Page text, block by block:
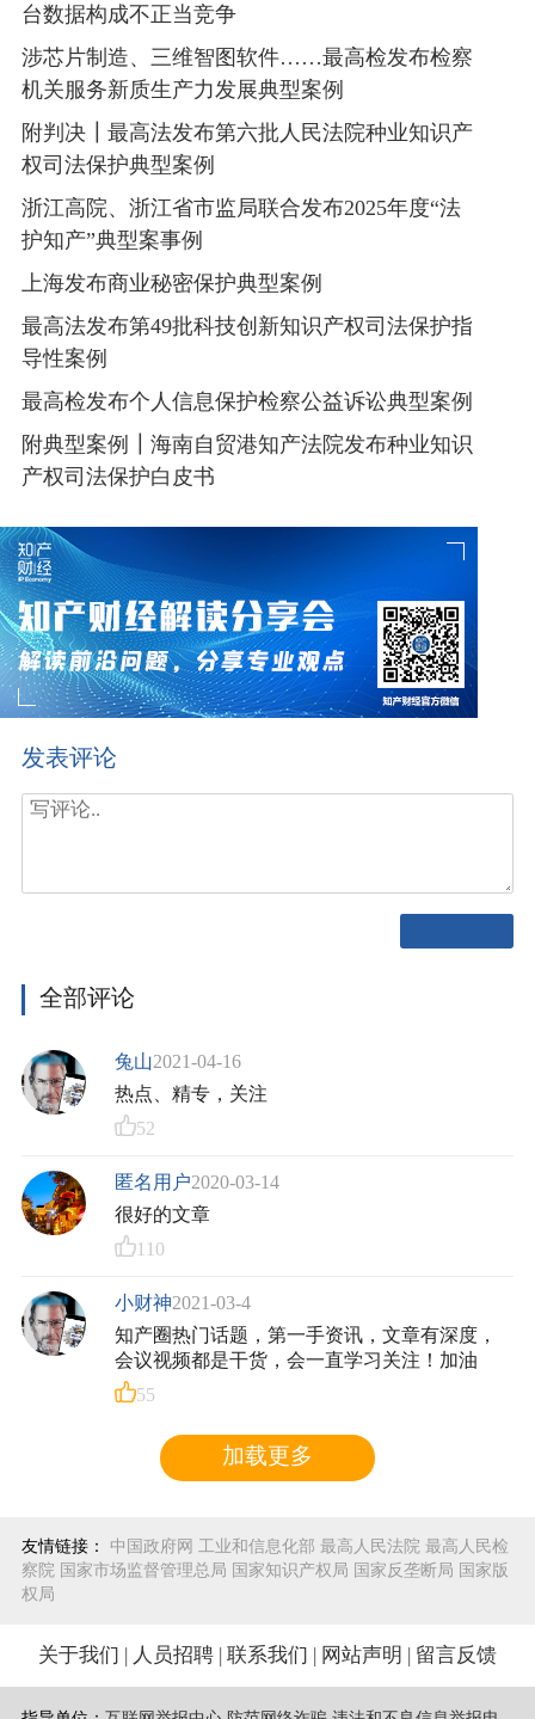
台数据构成不正当竞争
涉芯片制造、三维智图软件……最高检发布检察
机关服务新质生产力发展典型案例
附判决┃最高法发布第六批人民法院种业知识产
权司法保护典型案例
浙江高院、浙江省市监局联合发布2025年度“法
护知产”典型案事例
上海发布商业秘密保护典型案例
最高法发布第49批科技创新知识产权司法保护指
导性案例
最高检发布个人信息保护检察公益诉讼典型案例
附典型案例┃海南自贸港知产法院发布种业知识
产权司法保护白皮书
发表评论
全部评论
兔山2021-04-16
热点、精专，关注
52
匿名用户2020-03-14
很好的文章
110
小财神2021-03-4
知产圈热门话题，第一手资讯，文章有深度，
会议视频都是干货，会一直学习关注！加油
55
加载更多
友情链接： 中国政府网 工业和信息化部 最高人民法院 最高人民检
察院 国家市场监督管理总局 国家知识产权局 国家反垄断局 国家版
权局
关于我们 人员招聘 联系我们 网站声明 留言反馈